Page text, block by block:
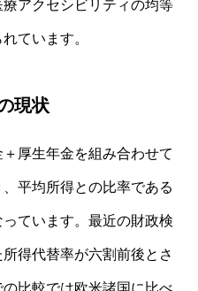
アクセシビリティの均等
ています。
現状
厚生年金を組み合わせて
平均所得との比率である
ています。最近の財政検
得代替率が六割前後とさ
比較では欧米諸国に比べ